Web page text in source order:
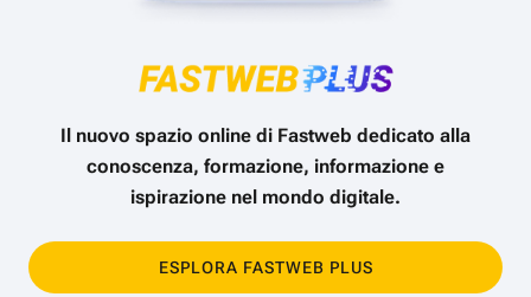
Il nuovo spazio online di Fastweb dedicato alla
conoscenza, formazione, informazione e
ispirazione nel mondo digitale.
ESPLORA FASTWEB PLUS